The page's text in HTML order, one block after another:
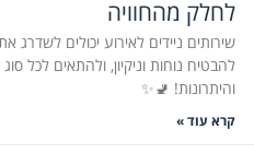
לחלק מהחוויה
שירותים ניידים לאירוע יכולים
להבטיח נוחות וניקיון, ולהתאים לכל
והיתרונות! 🚽✨
קרא עוד »